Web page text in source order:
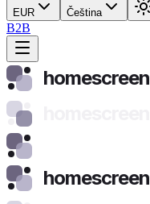
EUR Čeština
B2B
homescreen
homescreen